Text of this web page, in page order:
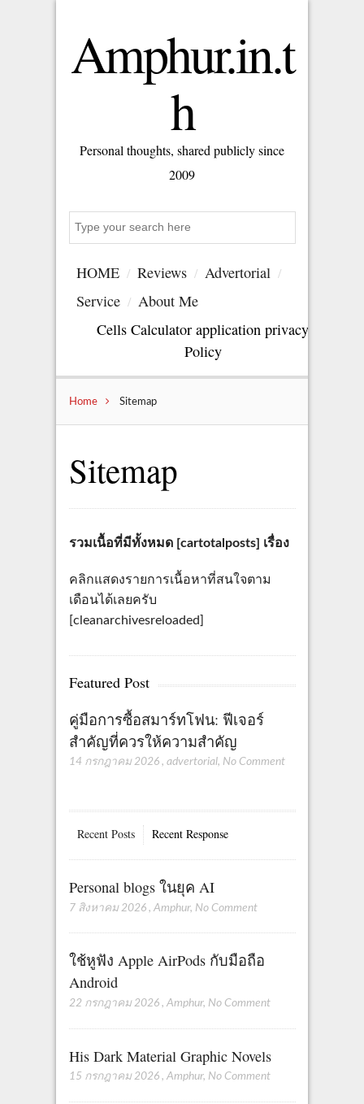
Amphur.in.t
h
Personal thoughts, shared publicly since
2009
HOME Reviews
Advertorial
Service
About Me
Cells Calculator application privacy
Policy
Home Sitemap
Sitemap
รวมเนื้อที่มีทั้งหมด [cartotalposts] เรื่อง
คลิกแสดงรายการเนื้อหาที่สนใจตาม
เดือนได้เลยครับ
[cleanarchivesreloaded]
Featured Post
คู่มือการซื้อสมาร์ทโฟน: ฟีเจอร์
สำคัญที่ควรให้ความสำคัญ
14 กรกฎาคม 2026 , advertorial, No Comment
Recent Posts Recent Response
Personal blogs ในยุค AI
7 สิงหาคม 2026 , Amphur, No Comment
ใช้หูฟัง Apple AirPods กับมือถือ
Android
22 กรกฎาคม 2026 , Amphur, No Comment
His Dark Material Graphic Novels
15 กรกฎาคม 2026 , Amphur, No Comment